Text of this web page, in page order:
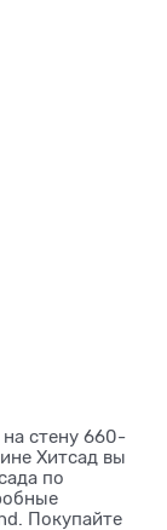
стену 660-
Хитсад вы
по
Покупайте